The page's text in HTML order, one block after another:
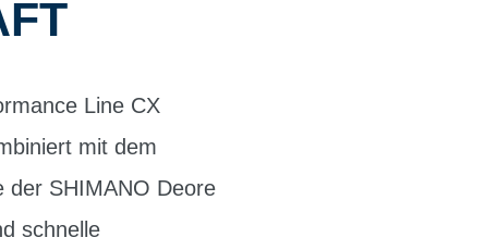
Line CX
mit dem
der SHIMANO Deore
schnelle